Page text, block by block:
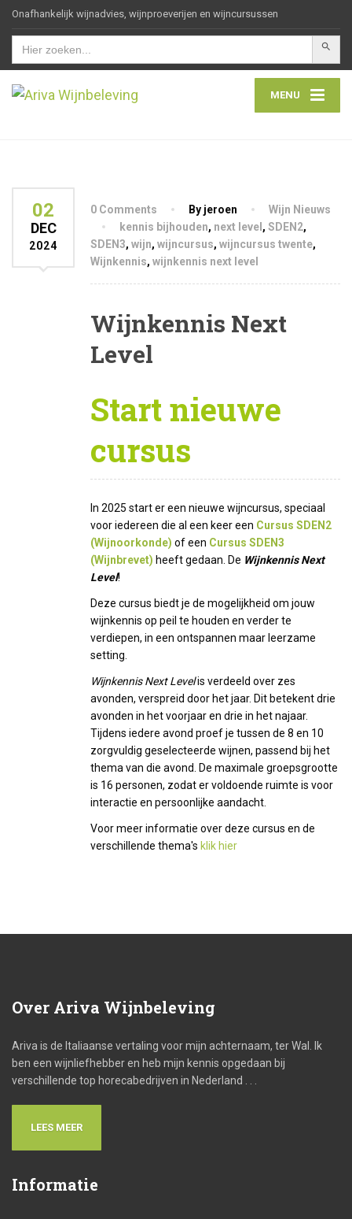
Onafhankelijk wijnadvies, wijnproeverijen en wijncursussen
Zoek
naar:
MENU
02
DEC
2024
0 Comments By jeroen
Wijn Nieuws
kennis bijhouden, next level , SDEN2,
SDEN3, wijn, wijncursus, wijncursus twente,
Wijnkennis, wijnkennis next level
Wijnkennis Next
Level
Start nieuwe
cursus
In 2025 start er een nieuwe wijncursus, speciaal
voor iedereen die al een keer een Cursus SDEN2
(Wijnoorkonde) of een Cursus SDEN3
(Wijnbrevet) heeft gedaan. De Wijnkennis Next
Level!
Deze cursus biedt je de mogelijkheid om jouw
wijnkennis op peil te houden en verder te
verdiepen, in een ontspannen maar leerzame
setting.
Wijnkennis Next Levelis verdeeld over zes
avonden, verspreid door het jaar. Dit betekent drie
avonden in het voorjaar en drie in het najaar.
Tijdens iedere avond proef je tussen de 8 en 10
zorgvuldig geselecteerde wijnen, passend bij het
thema van die avond. De maximale groepsgrootte
is 16 personen, zodat er voldoende ruimte is voor
interactie en persoonlijke aandacht.
Voor meer informatie over deze cursus en de
verschillende thema's klik hier
Over Ariva Wijnbeleving
Ariva is de Italiaanse vertaling voor mijn achternaam, ter Wal. Ik
ben een wijnliefhebber en heb mijn kennis opgedaan bij
verschillende top horecabedrijven in Nederland . . .
LEES MEER
Informatie